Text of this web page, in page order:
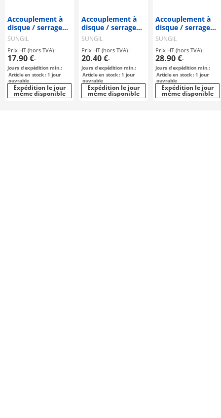
Accouplement à
disque / serrage
par vis sans tête,
clavette / 1
rondelle : acier /
corps : aluminium
/ SHDS-56 /
SUNGIL
SUNGIL
Prix HT (hors TVA) :
17.90 €-
Jours d'expédition min.:
Article en stock : 1 jour
ouvrable
Expédition le jour
même disponible
Accouplement à
disque / serrage
par vis sans fin,
clavette / 2
disques : acier /
corps : aluminium
/ SDWB / SUNGIL
SUNGIL
Prix HT (hors TVA) :
20.40 €-
Jours d'expédition min.:
Article en stock : 1 jour
ouvrable
Expédition le jour
même disponible
Accouplement à
disque / serrage
de moyeu,
clavette / 2
disques : acier /
corps : aluminium
/ SDWC / SUNGIL
SUNGIL
Prix HT (hors TVA) :
28.90 €-
Jours d'expédition min.:
Article en stock : 1 jour
ouvrable
Expédition le jour
même disponible